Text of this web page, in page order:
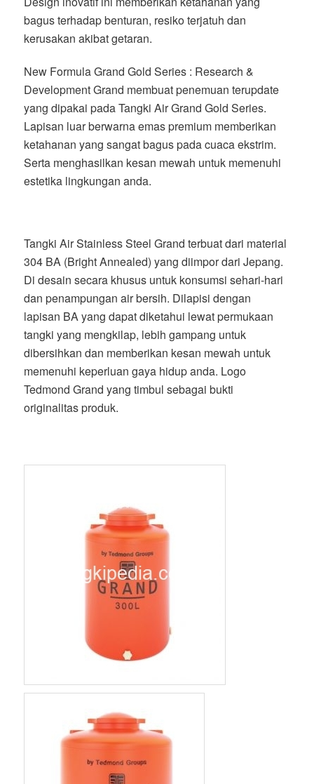
bagus terhadap benturan, resiko terjatuh dan
kerusakan akibat getaran.
New Formula Grand Gold Series : Research &
Development Grand membuat penemuan terupdate
yang dipakai pada Tangki Air Grand Gold Series.
Lapisan luar berwarna emas premium memberikan
ketahanan yang sangat bagus pada cuaca ekstrim.
Serta menghasilkan kesan mewah untuk memenuhi
estetika lingkungan anda.
Tangki Air Stainless Steel Grand terbuat dari material
304 BA (Bright Annealed) yang diimpor dari Jepang.
Di desain secara khusus untuk konsumsi sehari-hari
dan penampungan air bersih. Dilapisi dengan
lapisan BA yang dapat diketahui lewat permukaan
tangki yang mengkilap, lebih gampang untuk
dibersihkan dan memberikan kesan mewah untuk
memenuhi keperluan gaya hidup anda. Logo
Tedmond Grand yang timbul sebagai bukti
originalitas produk.